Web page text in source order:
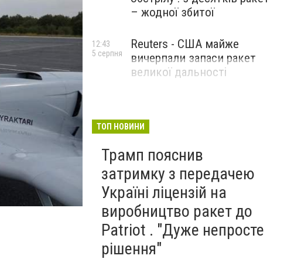
– жодної збитої
Reuters - США майже
вичерпали запаси ракет
великої дальності
12:43
5 серпня
ТОП НОВИНИ
Трамп пояснив
затримку з передачею
Україні ліцензій на
виробництво ракет до
Patriot . "Дуже непросте
рішення"